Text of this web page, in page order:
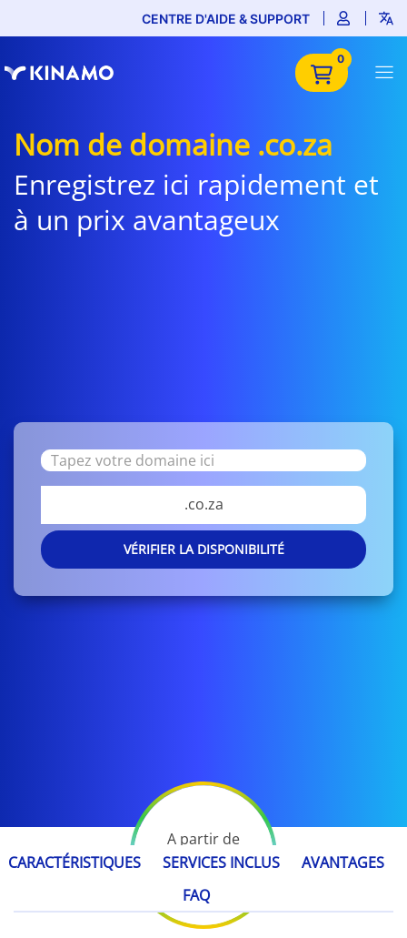
CENTRE D'AIDE & SUPPORT
0
Nom de domaine .co.za
Enregistrez ici rapidement et
à un prix avantageux
.co.za
VÉRIFIER LA DISPONIBILITÉ
A partir de
15,49 € / an
CARACTÉRISTIQUES SERVICES INCLUS
AVANTAGES
FAQ